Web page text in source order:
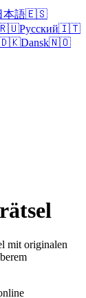
本語🇪🇸
Русский🇮🇹
Dansk🇳🇴
mit originalen